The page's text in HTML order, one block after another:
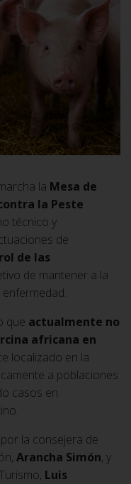
la Mesa de
la Peste
técnico y
de
de las
de mantener a la
que actualmente no
africana en
localizado en la
a poblaciones
casos en
la consejera de
Arancha Simón, y
Luis